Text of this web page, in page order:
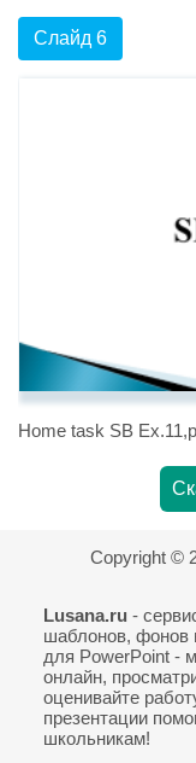
Слайд 6
Home task SB
Copyright ©
Lusana.ru -
шаблонов, фонов
для PowerPoint -
онлайн,
оценивайте
презентации
школьникам!